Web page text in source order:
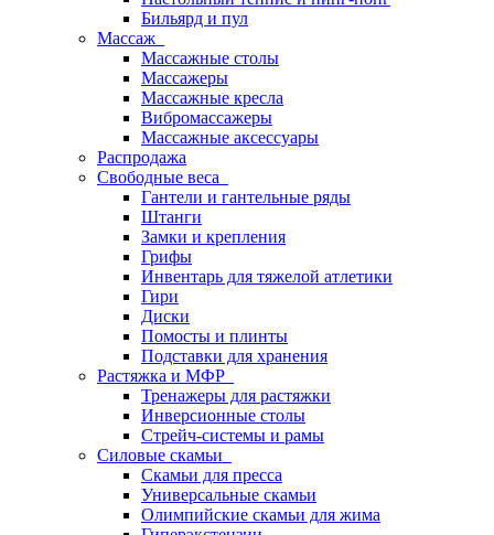
Бильярд и пул
Массаж
Массажные столы
Массажеры
Массажные кресла
Вибромассажеры
Массажные аксессуары
Распродажа
Свободные веса
Гантели и гантельные ряды
Штанги
Замки и крепления
Грифы
Инвентарь для тяжелой атлетики
Гири
Диски
Помосты и плинты
Подставки для хранения
Растяжка и МФР
Тренажеры для растяжки
Инверсионные столы
Стрейч-системы и рамы
Силовые скамьи
Скамьи для пресса
Универсальные скамьи
Олимпийские скамьи для жима